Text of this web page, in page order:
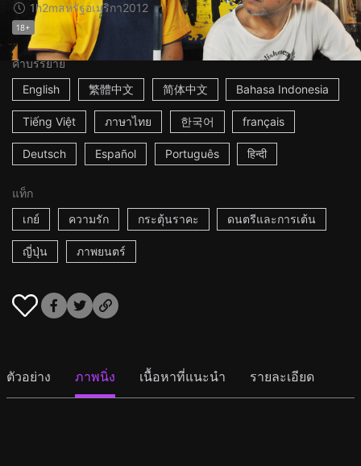
1h2mสหรัฐอเมริกา2012
18+
คำบรรยาย
English
繁體中文 简体中文 Bahasa Indonesia
Tiếng Việt ภาษาไทย 한국어 français
Deutsch Español Português हिन्दी
แท็ก
เกย์
ความรัก กระตุ้นราคะ ดนตรีและการเต้น
ญี่ปุ่น ภาพยนตร์
ตัวอย่าง ภาพนิ่ง เนื้อหาที่แนะนำ รายละเอียด